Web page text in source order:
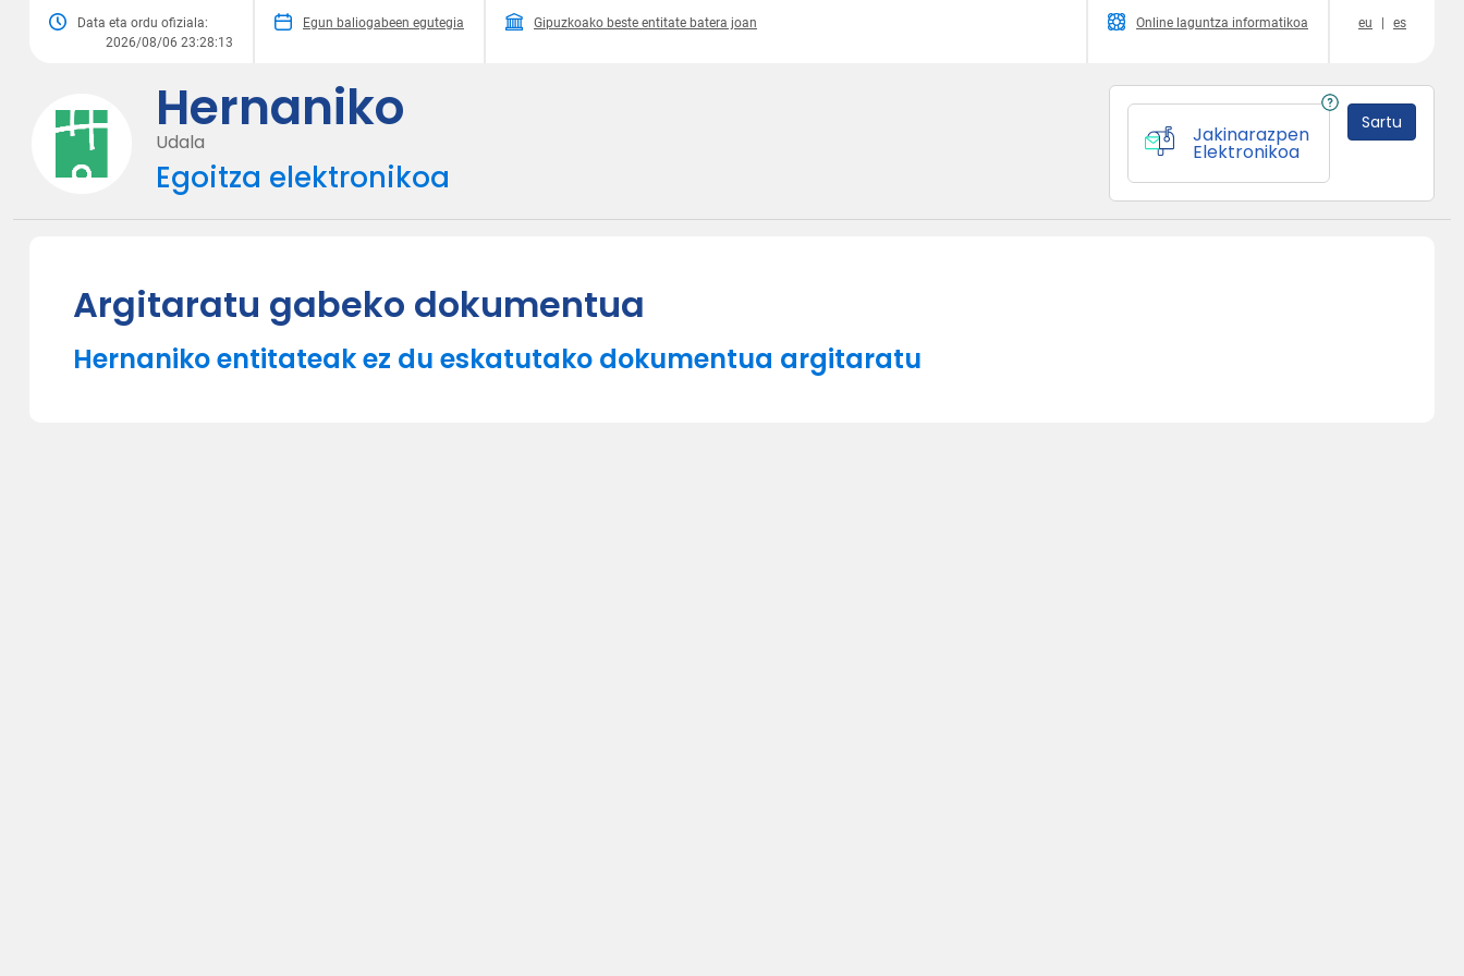
Hernaniko
Udala
Egoitza elektronikoa
Jakinarazpen
Elektronikoa
Sartu
Data eta ordu ofiziala:
2026/08/06 23:28:13
Egun baliogabeen egutegia Gipuzkoako beste entitate batera joan Online laguntza informatikoa eu es
Argitaratu gabeko dokumentua
Hernaniko entitateak ez du eskatutako dokumentua argitaratu